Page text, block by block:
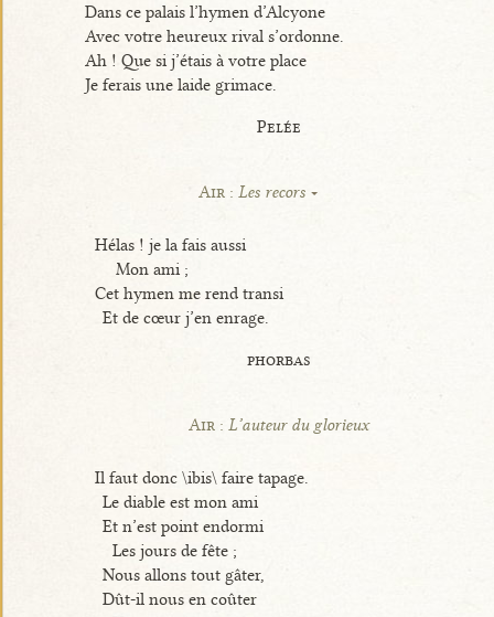
Dans ce palais l’hymen d’Alcyone
Avec votre heureux rival s’ordonne.
Ah ! Que si j’étais à votre place
Je ferais une laide grimace.
Pelée
Air : Les recors
Hélas ! je la fais aussi
Mon ami ;
Cet hymen me rend transi
Et de cœur j’en enrage.
phorbas
Air : L’auteur du glorieux
Il faut donc \ibis\ faire tapage.
Le diable est mon ami
Et n’est point endormi
Les jours de fête ;
Nous allons tout gâter,
Dût-il nous en coûter